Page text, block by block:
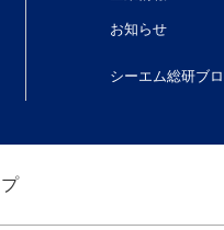
お知らせ
シーエム総研ブ